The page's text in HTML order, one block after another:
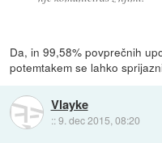
Da, in 99,58% povprečnih
potemtakem se lahko
Vlayke
::9. dec 2015, 08:20